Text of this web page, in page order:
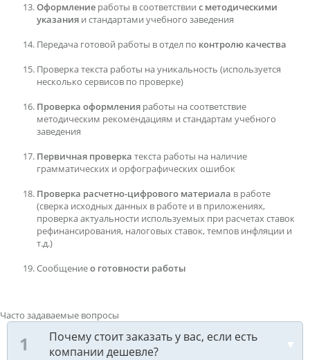
Оформление работы в соответствии с методическими
указания и стандартами учебного заведения
Передача готовой работы в отдел по контролю качества
Проверка текста работы на уникальность (используется
несколько сервисов по проверке)
Проверка оформления работы на соответствие
методическим рекомендациям и стандартам учебного
заведения
Первичная проверка текста работы на наличие
грамматических и орфографических ошибок
Проверка расчетно-цифрового материала в работе
(сверка исходных данных в работе и в приложениях,
проверка актуальности используемых при расчетах ставок
рефинансирования, налоговых ставок, темпов инфляции и
т.д.)
Сообщениео готовности работы
Часто задаваемые вопросы
Почему стоит заказать у вас, если есть
компании дешевле?